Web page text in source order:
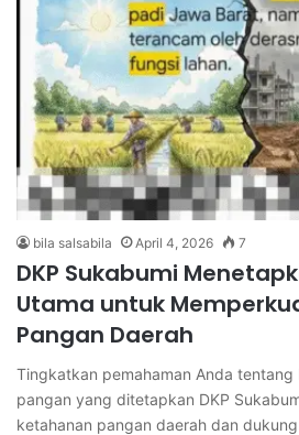
bila salsabila April 4, 2026 7
DKP Sukabumi
Utama untuk
Pangan Daerah
Tingkatkan pemahaman Anda tentang
pangan yang ditetapkan DKP
ketahanan pangan daerah dan